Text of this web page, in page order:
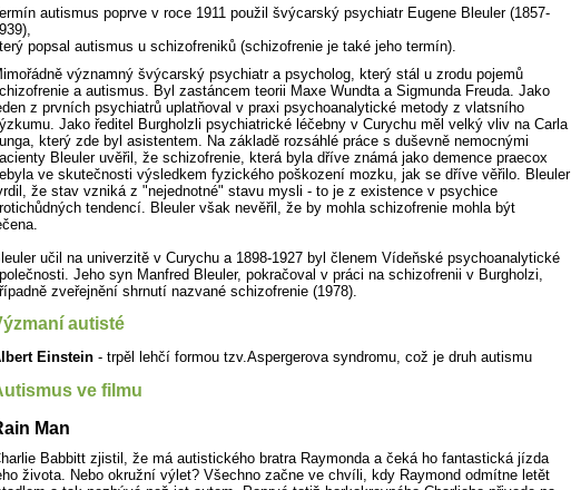
autismus poprve v roce 1911 použil švýcarský psychiatr Eugene Bleuler (1857-
popsal autismus u schizofreniků (schizofrenie je také jeho termín).
významný švýcarský psychiatr a psycholog, který stál u zrodu pojemů
a autismus. Byl zastáncem teorii Maxe Wundta a Sigmunda Freuda. Jako
z prvních psychiatrů uplatňoval v praxi psychoanalytické metody z vlatsního
Jako ředitel Burgholzli psychiatrické léčebny v Curychu měl velký vliv na Carla
který zde byl asistentem. Na základě rozsáhlé práce s duševně nemocnými
Bleuler uvěřil, že schizofrenie, která byla dříve známá jako demence praecox
ve skutečnosti výsledkem fyzického poškození mozku, jak se dříve věřilo. Bleuler
že stav vzniká z "nejednotné" stavu mysli - to je z existence v psychice
tendencí. Bleuler však nevěřil, že by mohla schizofrenie mohla být
učil na univerzitě v Curychu a 1898-1927 byl členem Vídeňské psychoanalytické
Jeho syn Manfred Bleuler, pokračoval v práci na schizofrenii v Burgholzi,
zveřejnění shrnutí nazvané schizofrenie (1978).
autisté
Einstein - trpěl lehčí formou tzv.Aspergerova syndromu, což je druh autismu
ve filmu
Man
Babbitt zjistil, že má autistického bratra Raymonda a čeká ho fantastická jízda
života. Nebo okružní výlet? Všechno začne ve chvíli, kdy Raymond odmítne letět